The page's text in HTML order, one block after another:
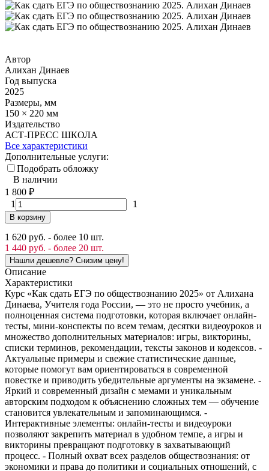
Автор
Алихан Динаев
Год выпуска
2025
Размеры, мм
150 × 220 мм
Издательство
АСТ-ПРЕСС ШКОЛА
Все характеристики
Дополнительные услуги:
Подобрать обложку
В наличии
1 800 ₽
1
1
В корзину
1 620 руб. - более 10 шт.
1 440 руб. - более 20 шт.
Описание
Характеристики
Курс «Как сдать ЕГЭ по обществознанию 2025» от Алихана
Динаева, Учителя года России, — это не просто учебник, а
полноценная система подготовки, которая включает онлайн-
тесты, мини-конспекты по всем темам, десятки видеоуроков и
множество дополнительных материалов: игры, викторины,
списки терминов, рекомендации, тексты законов и кодексов. -
Актуальные примеры и свежие статистические данные,
которые помогут вам ориентироваться в современной
повестке и приводить убедительные аргументы на экзамене. -
Яркий и современный дизайн с мемами и уникальным
авторским подходом к объяснению сложных тем — обучение
становится увлекательным и запоминающимся. -
Интерактивные элементы: онлайн-тесты и видеоуроки
позволяют закрепить материал в удобном темпе, а игры и
викторины превращают подготовку в захватывающий
процесс. - Полный охват всех разделов обществознания: от
экономики и права до политики и социальных отношений, с